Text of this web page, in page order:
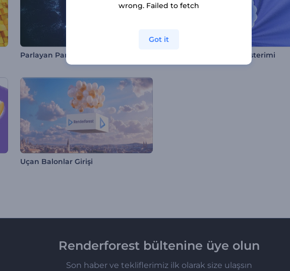
Soyut Formlar Logo Gösterimi
Uçan Balonlar Girişi
Renderforest bültenine üye olun
Son haber ve tekliflerimiz ilk olarak size ulaşsın
wrong. Failed to fetch
Got it